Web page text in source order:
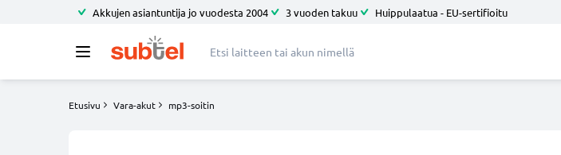
Akkujen asiantuntija jo vuodesta 2004 3 vuoden takuu Huippulaatua - EU-sertifioitu
Etusivu Vara-akut mp3-soitin